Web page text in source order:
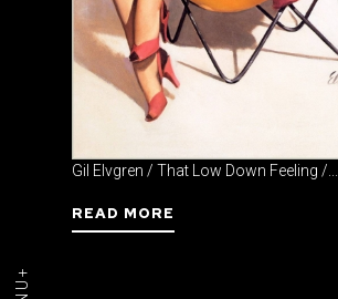
Gil Elvgren / That Low Down Feeling /...
READ MORE